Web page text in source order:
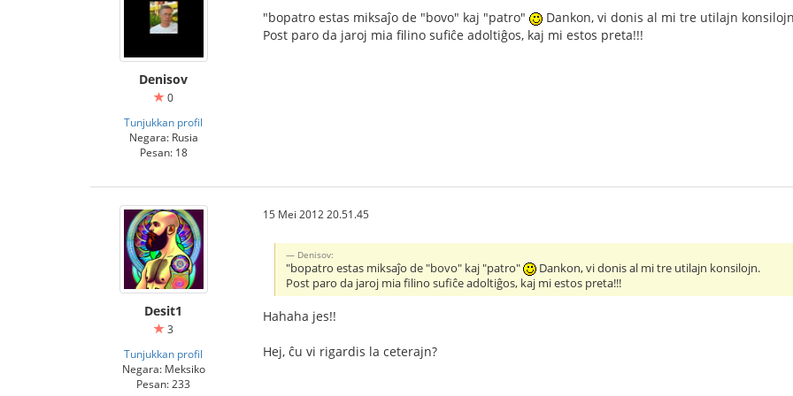
Denisov
0
Tunjukkan profil
Negara: Rusia
Pesan: 18
"bopatro estas miksaĵo de "bovo" kaj "patro"
Dankon, vi donis al mi tre utilajn
Post paro da jaroj mia filino sufiĉe adoltiĝos, kaj mi estos preta!!!
Desit1
3
Tunjukkan profil
Negara: Meksiko
Pesan: 233
15 Mei 2012 20.51.45
Denisov:
"bopatro estas miksaĵo de "bovo" kaj "patro"
Dankon, vi donis al mi tre utilajn konsilojn.
Post paro da jaroj mia filino sufiĉe adoltiĝos, kaj mi estos preta!!!
Hahaha jes!!
Hej, ĉu vi rigardis la ceterajn?